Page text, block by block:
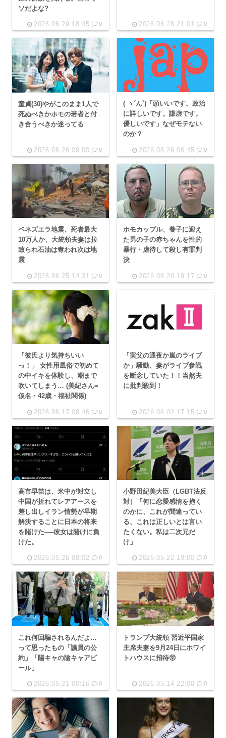
ソだよな?
2026.06.29 18:45 0 2026.06.28 21:01 0
童貞(30)やがこのまま1人で
死ぬべきかホモの若者と付
き合うべきか迷ってる
2026.06.26 09:00 0
( ヽ´ん`)「頭いいです。政治
に詳しいです。謙虚です。
優しいです」なぜモテない
のか？
2026.06.26 06:45 0
ベネズエラ地震、死者最大
10万人か、大統領夫妻は拉
致られ石油は奪われ次は地
震
2026.06.25 14:31 0
ホモカップル、養子に迎え
た男の子の赤ちゃんを性的
暴行・虐待して殺し有罪判
決
2026.06.20 19:17 0
「彼氏より気持ちいい
っ！」 女性用風俗で初めて
の中イキを体験し、潮まで
吹いてしまう… (美紀さん=
仮名・42歳・福祉関係)
2026.06.17 08:46 0
「実父の通夜か嵐のライブ
か」騒動、妻がライブ参戦
を断念していた！！当然夫
に批判殺到！
2026.06.02 17:15 0
高市早苗は、米中が対立し
中国が折れてレアアースを
差し出しイラン情勢が早期
解決することに日本の将来
を賭けた──彼女は賭けに負
けた。
2026.05.26 08:02 0
小野田紀美大臣（LGBT法反
対）「何に恋愛感情を抱く
のかに、これが間違ってい
る、これは正しいとは言い
たくない。私は二次元だ
け」
2026.05.22 19:00 0
これ何回騙されるんだよ…
って思ったもの「議員の公
約」「陽キャの陰キャアピ
ール」
2026.05.21 00:16 0
トランプ大統領 習近平国家
主席夫妻を9月24日にホワイ
トハウスに招待😲
2026.05.14 22:00 0